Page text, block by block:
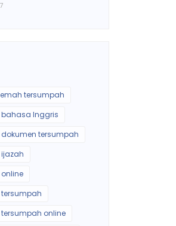
tersumpah
Inggris
tersumpah
online